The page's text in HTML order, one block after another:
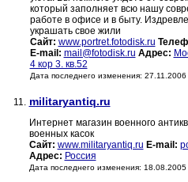
который заполняет всю нашу
работе в офисе и в быту.
украшать свое жили
Сайт: www.portret.fotodisk.ru
E-mail: mail@fotodisk.ru Адрес:
4 кор 3. кв.52
Дата последнего изменения: 27.11.2006
11. militaryantiq.ru
Интернет магазин военного
военных касок
Сайт: www.militaryantiq.ru E-mail:
Адрес: Россия
Дата последнего изменения: 18.08.2005